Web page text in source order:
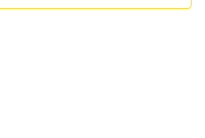
gian dài sử dụng. Đây là lựa